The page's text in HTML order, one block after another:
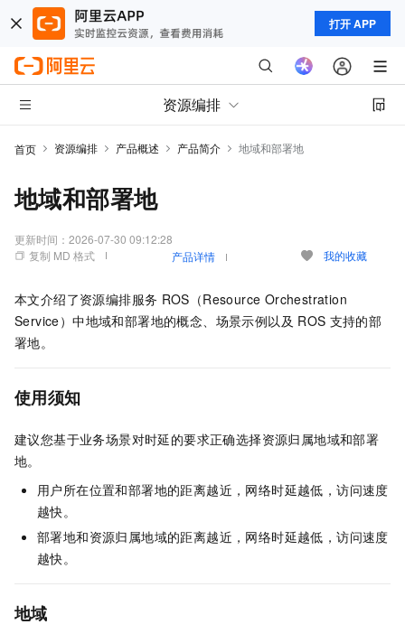
打开 APP
资源编排
首页 资源编排 产品概述 产品简介 地域和部署地
地域和部署地
更新时间： 2026-07-30 09:12:28
复制 MD 格式
产品详情 我的收藏
本文介绍了资源编排服务 ROS（Resource Orchestration
Service）中地域和部署地的概念、场景示例以及 ROS 支持的部
署地。
使用须知
建议您基于业务场景对时延的要求正确选择资源归属地域和部署
地。
用户所在位置和部署地的距离越近，网络时延越低，访问速度
越快。
部署地和资源归属地域的距离越近，网络时延越低，访问速度
越快。
地域